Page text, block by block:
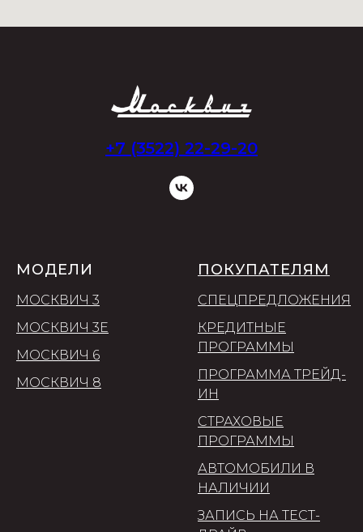
+7 (3522) 22-29-20
МОДЕЛИ
МОСКВИЧ 3
МОСКВИЧ 3Е
МОСКВИЧ 6
МОСКВИЧ 8
ПОКУПАТЕЛЯМ
СПЕЦПРЕДЛОЖЕНИЯ
КРЕДИТНЫЕ
ПРОГРАММЫ
ПРОГРАММА ТРЕЙД-
ИН
СТРАХОВЫЕ
ПРОГРАММЫ
АВТОМОБИЛИ В
НАЛИЧИИ
ЗАПИСЬ НА ТЕСТ-